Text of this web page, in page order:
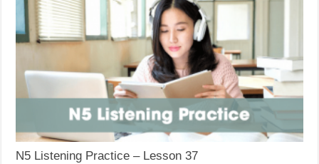
N5 Listening Practice – Lesson 37